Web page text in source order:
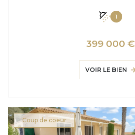
1
399 000 €
VOIR LE BIEN
Coup de coeur